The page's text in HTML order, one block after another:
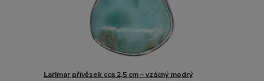
Larimar přívěsek cca 2,5 cm – vzácný modrý